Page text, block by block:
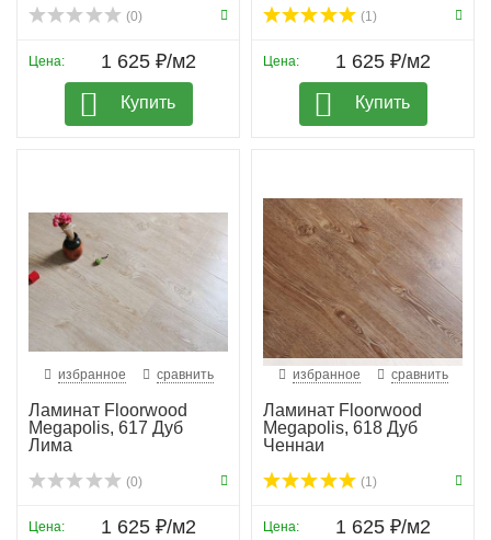
(0)
Цена: 1 625 ₽/м2
Купить
(1)
Цена: 1 625 ₽/м2
Купить
избранное сравнить
Ламинат Floorwood
Megapolis, 617 Дуб
Лима
(0)
Цена: 1 625 ₽/м2
избранное сравнить
Ламинат Floorwood
Megapolis, 618 Дуб
Ченнаи
(1)
Цена: 1 625 ₽/м2